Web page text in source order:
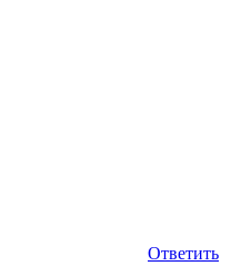
Ответить